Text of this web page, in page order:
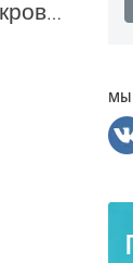
МЫ
Встраиваемая микроволновая печь Korting KMI 825 XN в Москве